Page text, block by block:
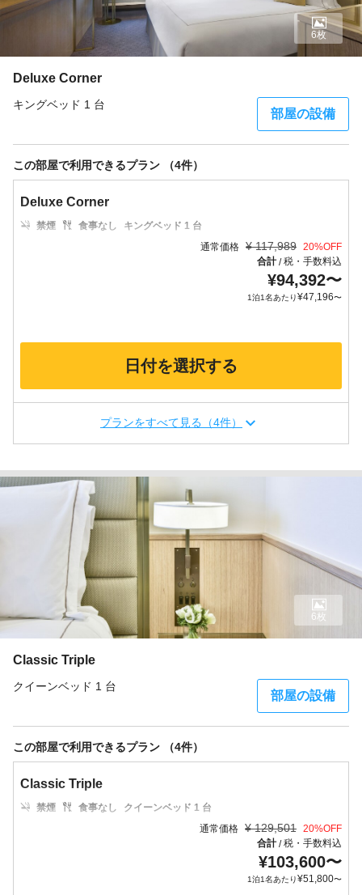
Deluxe Corner
キングベッド 1 台
部屋の設備
6枚
この部屋で利用できるプラン （4件）
Deluxe Corner
禁煙 食事なし
キングベッド 1 台
通常価格 ¥ 117,989 20%OFF
合計/税・手数料込
¥94,392〜
1泊1名あたり¥47,196〜
日付を選択する
プランをすべて見る（4件）
Classic Triple
クイーンベッド 1 台
部屋の設備
6枚
この部屋で利用できるプラン （4件）
Classic Triple
禁煙 食事なし
クイーンベッド 1 台
通常価格 ¥ 129,501 20%OFF
合計/税・手数料込
¥103,600〜
1泊1名あたり¥51,800〜